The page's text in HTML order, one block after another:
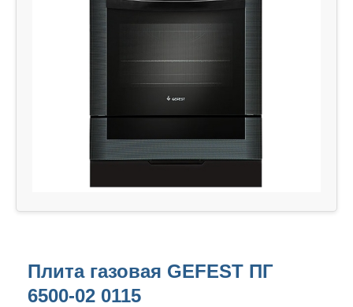
Плита газовая GEFEST ПГ
6500-02 0115